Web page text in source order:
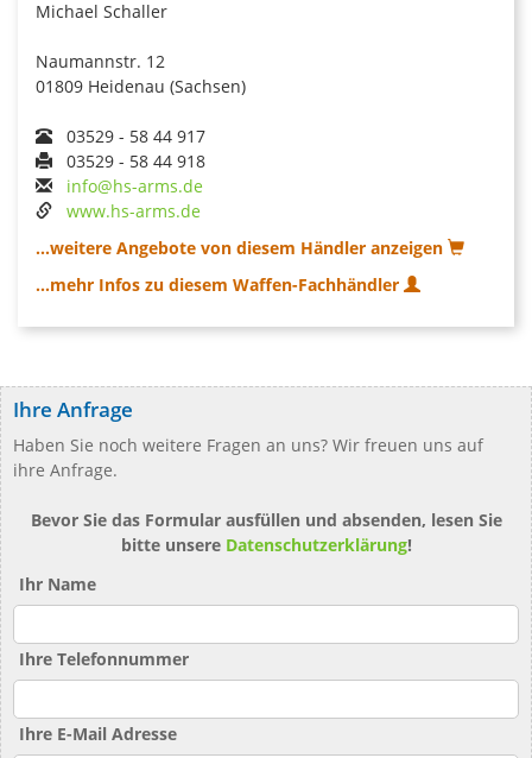
Michael Schaller
Naumannstr. 12
01809 Heidenau (Sachsen)
03529 - 58 44 917
03529 - 58 44 918
info@hs-arms.de
www.hs-arms.de
...weitere Angebote von diesem Händler anzeigen
...mehr Infos zu diesem Waffen-Fachhändler
Ihre Anfrage
Haben Sie noch weitere Fragen an uns? Wir freuen uns auf
ihre Anfrage.
Bevor Sie das Formular ausfüllen und absenden, lesen Sie
bitte unsere Datenschutzerklärung!
Ihr Name
Ihre Telefonnummer
Ihre E-Mail Adresse